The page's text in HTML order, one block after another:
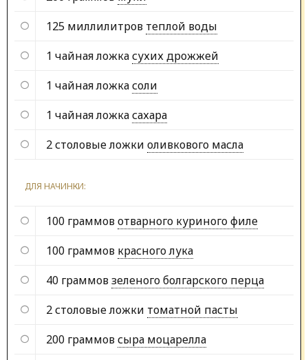
125 миллилитров теплой воды
1 чайная ложкасухих дрожжей
1 чайная ложкасоли
1 чайная ложкасахара
2 столовые ложки оливкового масла
ДЛЯ НАЧИНКИ:
100 граммовотварного куриного филе
100 граммов красного лука
40 граммовзеленого болгарского перца
2 столовые ложки томатной пасты
200 граммовсыра моцарелла